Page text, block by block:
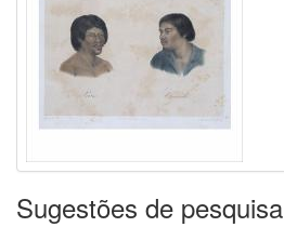
Sugestões de pesquisa